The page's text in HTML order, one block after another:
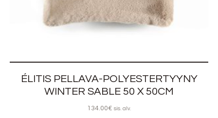
ÉLITIS PELLAVA-POLYESTERTYYNY
WINTER SABLE 50 X 50CM
134.00€ sis. alv.